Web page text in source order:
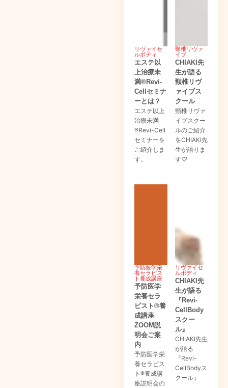
リヴァイセ
ルボディ
エステ以
上治療未
満®Revi-
Cellセミナ
ーとは？
エステ以上
治療未満
®Revi-Cell
セミナーを
ご紹介しま
す。
頸椎リヴァ
イブ
CHIAKI先
生が語る
頸椎リヴ
ァイブス
クール
頸椎リヴァ
イブスクー
ルのご紹介
をCHIAKI先
生が語りま
す♡
予防医学栄
養セラピス
ト養成講座
予防医学
栄養セラ
ピスト®養
成講座
ZOOM説
明会ご案
内
予防医学栄
養セラピス
ト®養成講
座説明会の
リヴァイセ
ルボディ
CHIAKI先
生が語る
『Revi-
CellBody
スクー
ル』
CHIAKI先生
が語る
『Revi-
CellBodyス
クール』